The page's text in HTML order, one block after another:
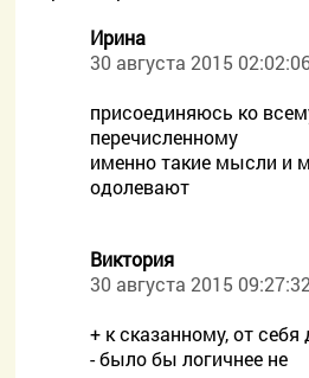
Ирина
30 августа 2015
присоединяюсь ко
перечисленному
именно такие мысли и
одолевают
Виктория
30 августа 2015 09:27:32
+ к сказанному, от
- было бы логичнее не